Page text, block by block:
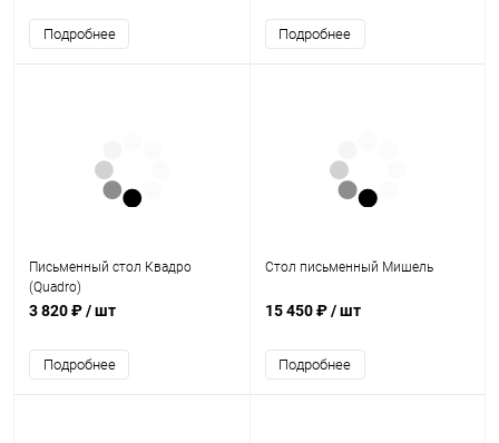
Подробнее Подробнее
Письменный стол Квадро
(Quadro)
3 820 ₽/ шт
Подробнее
Стол письменный Мишель
15 450 ₽/ шт
Подробнее